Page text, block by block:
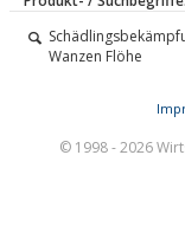
Wanzen Flöhe
© 1998 - 2026